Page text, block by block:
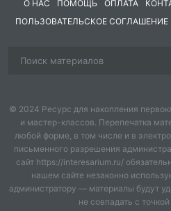
нахождения союзов,
признаки, отличие от других
формообразующие (бы,
(не, ни). Таблица, практикум.
🎯 Чем полезен комплект:
Для учителя — пять
физминутками, карточками,
методическими
О НАС ПОМОЩЬ ОПЛАТА
ПОЛЬЗОВАТЕЛЬСКОЕ СОГЛАШЕНИЕ
© 2024 Ресурс для накопления
и мастер-классов. Перепечатка
любой форме, в том числе и в
письменного разрешения
сайт https://interesarium.ru/
нашем сайте незаконно
администратору — материалы будут
не совпадать с